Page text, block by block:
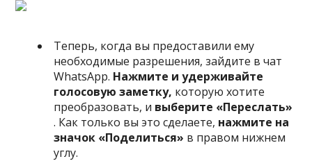
Теперь, когда вы предоставили ему
необходимые разрешения, зайдите в чат
WhatsApp. Нажмите и удерживайте
голосовую заметку, которую хотите
преобразовать, и выберите «Переслать»
. Как только вы это сделаете, нажмите на
значок «Поделиться» в правом нижнем
углу.